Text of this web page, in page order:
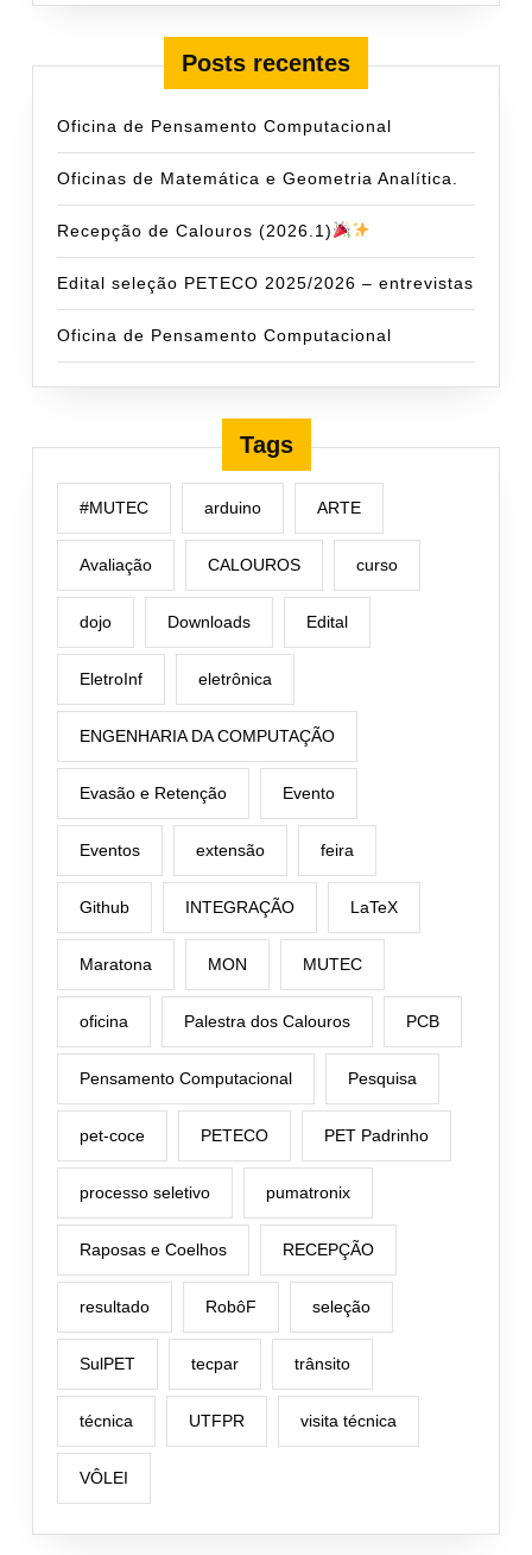
Posts recentes
Oficina de Pensamento Computacional
Oficinas de Matemática e Geometria Analítica.
Recepção de Calouros (2026.1)
Edital seleção PETECO 2025/2026 – entrevistas
Oficina de Pensamento Computacional
Tags
#MUTEC arduino ARTE
Avaliação CALOUROS curso
dojo Downloads Edital
EletroInf eletrônica
ENGENHARIA DA COMPUTAÇÃO
Evasão e Retenção Evento
Eventos extensão feira
Github INTEGRAÇÃO LaTeX
Maratona MON MUTEC
oficina Palestra dos Calouros PCB
Pensamento Computacional Pesquisa
pet-coce PETECO PET Padrinho
processo seletivo pumatronix
Raposas e Coelhos RECEPÇÃO
resultado RobôF seleção
SulPET tecpar trânsito
técnica UTFPR visita técnica
VÔLEI